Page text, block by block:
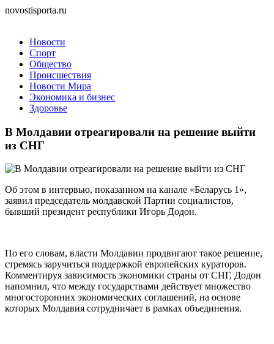
novostisporta.ru
Новости
Спорт
Общество
Происшествия
Новости Мира
Экономика и бизнес
Здоровье
В Молдавии отреагировали на решение выйти
из СНГ
Об этом в интервью, показанном на канале «Беларусь 1»,
заявил председатель молдавской Партии социалистов,
бывший президент республики Игорь Додон.
По его словам, власти Молдавии продвигают такое решение,
стремясь заручиться поддержкой европейских кураторов.
Комментируя зависимость экономики страны от СНГ, Додон
напомнил, что между государствами действует множество
многосторонних экономических соглашений, на основе
которых Молдавия сотрудничает в рамках объединения.